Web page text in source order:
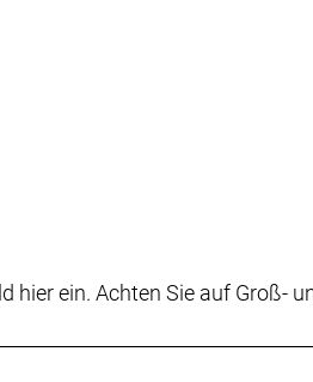
hier ein. Achten Sie auf Groß-